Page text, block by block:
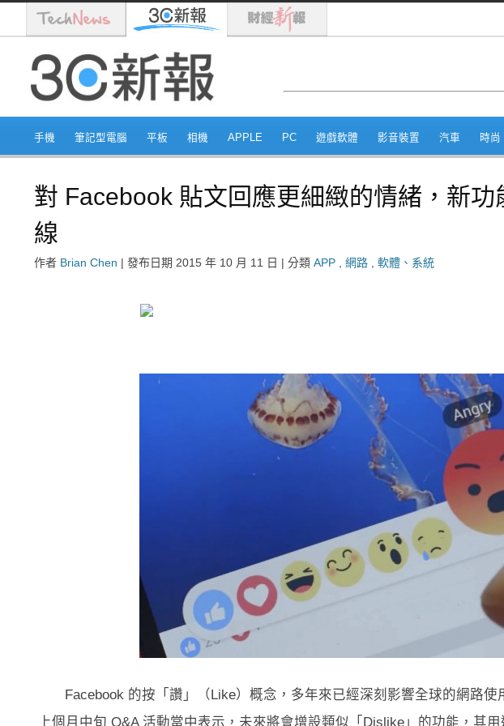
手機 筆記型電腦 平板 相機 APPLE PC 遊戲軟體 影音裝置 汽車 時尚
對 Facebook 貼文回應更細緻的情緒，新
線
作者 Brian Chen | 發布日期 2015 年 10 月 11 日 | 分類 APP 網路 軟體、系統
Facebook 的按「讚」（Like）概念，多年來已經深刻影響全球的網路
上個月中旬 Q&A 活動當中表示，未來將會增設類似「Dislike」的功能，其